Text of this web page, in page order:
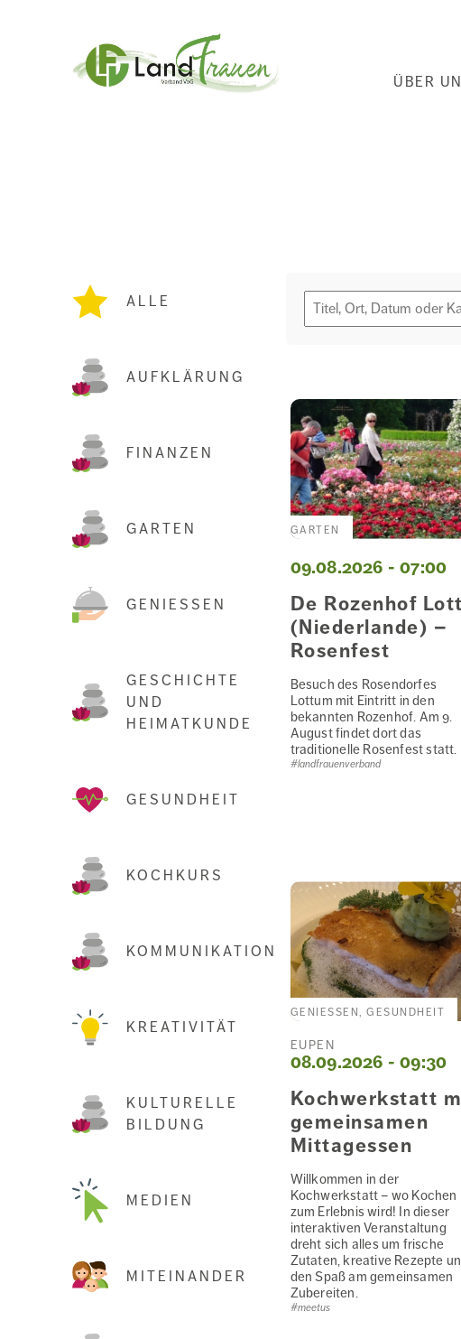
ÜBER
ALLE
AUFKLÄRUNG
FINANZEN
GARTEN
GENIESSEN
GESCHICHTE
UND
HEIMATKUNDE
GESUNDHEIT
KOCHKURS
KOMMUNIKATION
KREATIVITÄT
KULTURELLE
BILDUNG
MEDIEN
MITEINANDER
GARTEN
09.08.2026 - 07:00
De Rozenhof
(Niederlande) –
Rosenfest
Besuch des Rosendorfes
Lottum mit Eintritt in den
bekannten Rozenhof. Am 9.
August findet dort das
traditionelle Rosenfest statt.
#landfrauenverband
GENIESSEN, GESUNDHEIT
EUPEN
08.09.2026 - 09:30
Kochwerkstatt
gemeinsamen
Mittagessen
Willkommen in der
Kochwerkstatt – wo Kochen
zum Erlebnis wird! In dieser
interaktiven Veranstaltung
dreht sich alles um frische
Zutaten, kreative Rezepte
den Spaß am gemeinsamen
Zubereiten.
#meetus